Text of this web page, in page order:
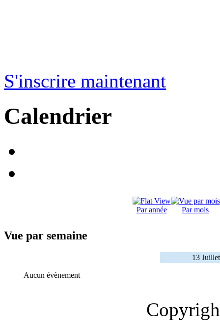
S'inscrire maintenant
Calendrier
Par année Par mois
Vue par semaine
13
Aucun évènement